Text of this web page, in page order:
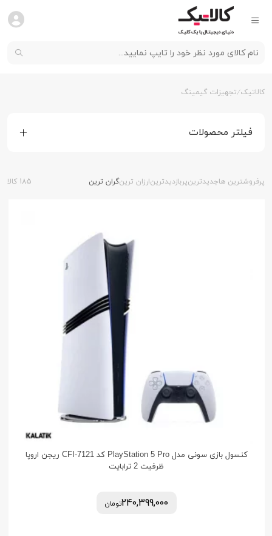
کالاتیک تجهیزات گیمینگ
فیلتر محصولات
پرفروشترین هاجدیدترینپربازدیدترینارزان ترینگران ترین 185 کالا
کنسول بازی سونی مدل PlayStation 5 Pro کد CFI-7121 ریجن اروپا
ظرفیت 2 ترابایت
240,399,000تومان